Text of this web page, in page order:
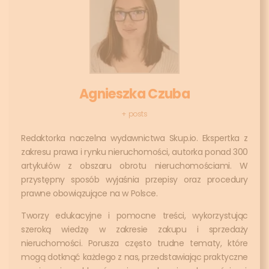
Agnieszka Czuba
+ posts
Redaktorka naczelna wydawnictwa Skup.io. Ekspertka z
zakresu prawa i rynku nieruchomości, autorka ponad 300
artykułów z obszaru obrotu nieruchomościami. W
przystępny sposób wyjaśnia przepisy oraz procedury
prawne obowiązujące na w Polsce.
Tworzy edukacyjne i pomocne treści, wykorzystując
szeroką wiedzę w zakresie zakupu i sprzedaży
nieruchomości. Porusza często trudne tematy, które
mogą dotknąć każdego z nas, przedstawiając praktyczne